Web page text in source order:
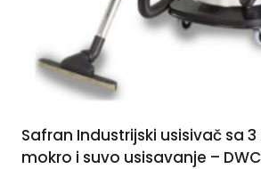
Safran Industrijski usisivač sa
mokro i suvo usisavanje –